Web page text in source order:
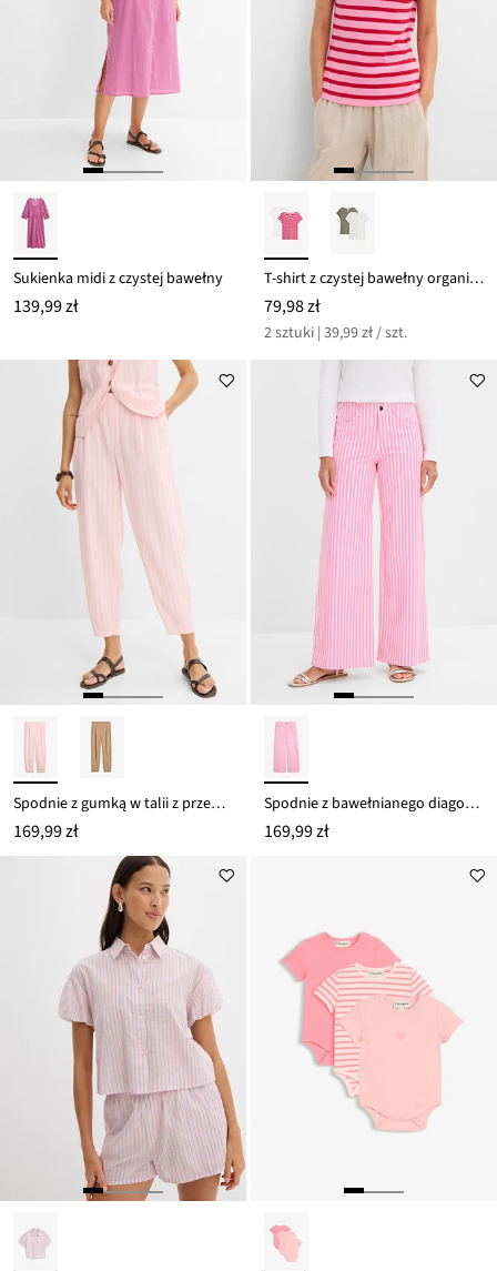
Sukienka midi z czystej bawełny
139,99 zł
T-shirt z czystej bawełny organicznej (2 szt.)
79,98 zł
2 sztuki | 39,99 zł / szt.
Spodnie z gumką w talii z przewiewnego materiału z domieszką lnu
169,99 zł
Spodnie z bawełnianego diagonalu z domieszką elastanu
169,99 zł